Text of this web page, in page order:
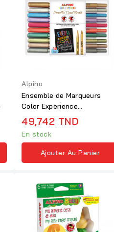
Alpino
Ensemble de Marqueurs
Color Experience
Multicouleur Double pointe
49,742 TND
En stock
Ajouter Au Panier